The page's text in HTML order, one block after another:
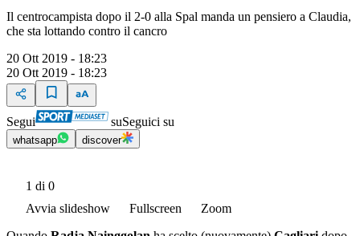
Il centrocampista dopo il 2-0 alla Spal manda un pensiero a Claudia,
che sta lottando contro il cancro
20 Ott 2019 - 18:23
20 Ott 2019 - 18:23
Segui suSeguici su
whatsapp discover
1 di 0
Avvia slideshow
Fullscreen
Zoom